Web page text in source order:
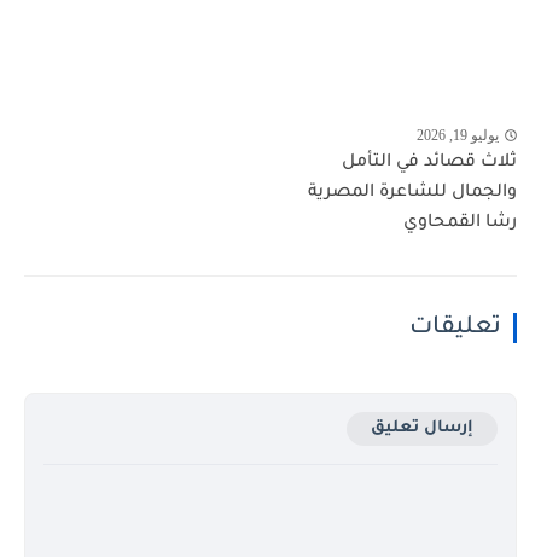
يوليو 19, 2026
ثلاث قصائد في التأمل
والجمال للشاعرة المصرية
رشا القمحاوي
تعليقات
إرسال تعليق